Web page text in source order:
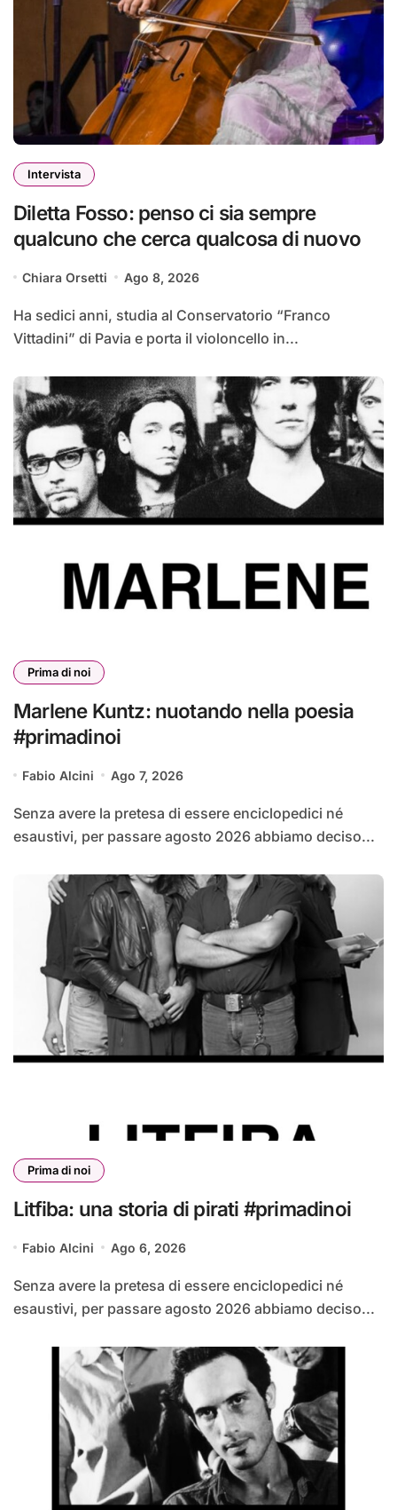
Intervista
Diletta Fosso: penso ci sia sempre
qualcuno che cerca qualcosa di nuovo
Chiara Orsetti Ago 8, 2026
Ha sedici anni, studia al Conservatorio “Franco
Vittadini” di Pavia e porta il violoncello in...
Prima di noi
Marlene Kuntz: nuotando nella poesia
#primadinoi
Fabio Alcini Ago 7, 2026
Senza avere la pretesa di essere enciclopedici né
esaustivi, per passare agosto 2026 abbiamo deciso...
Prima di noi
Litfiba: una storia di pirati #primadinoi
Fabio Alcini Ago 6, 2026
Senza avere la pretesa di essere enciclopedici né
esaustivi, per passare agosto 2026 abbiamo deciso...